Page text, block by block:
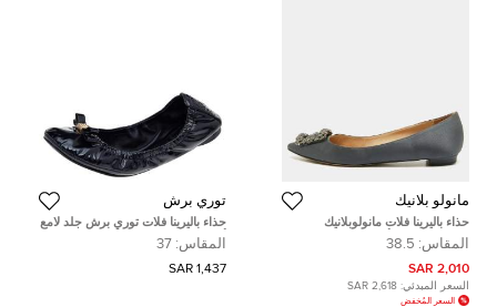
مانولو بلانيك
حذاء باليرينا فلات مانولوبلانيك
هانغيسى ساتان أخضر مقاس 37.5
المقاس: 38.5
2,010 SAR
السعر المبدئي: 2,618 SAR
السعر المُخفض
توري برش
حذاء باليرينا فلات توري برش جلد لامع
أسود مجعد مقاس 37
المقاس: 37
1,437 SAR